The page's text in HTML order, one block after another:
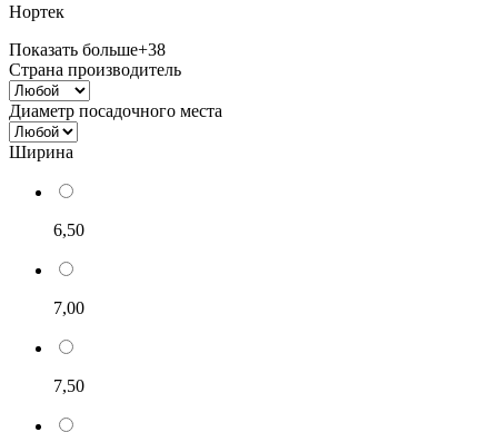
Нортек
Показать больше+38
Страна производитель
Диаметр посадочного места
Ширина
6,50
7,00
7,50